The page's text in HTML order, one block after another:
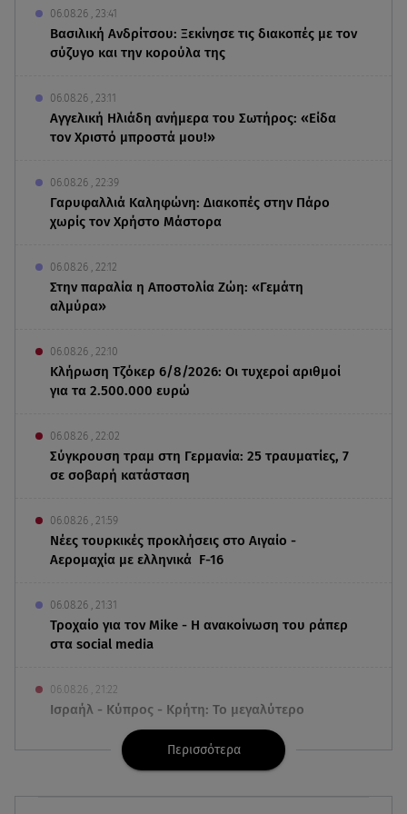
06.08.26 , 23:41
Βασιλική Ανδρίτσου: Ξεκίνησε τις διακοπές με τον
σύζυγο και την κορούλα της
06.08.26 , 23:11
Αγγελική Ηλιάδη ανήμερα του Σωτήρος: «Είδα
τον Χριστό μπροστά μου!»
06.08.26 , 22:39
Γαρυφαλλιά Καληφώνη: Διακοπές στην Πάρο
χωρίς τον Χρήστο Μάστορα
06.08.26 , 22:12
Στην παραλία η Αποστολία Ζώη: «Γεμάτη
αλμύρα»
06.08.26 , 22:10
Κλήρωση Τζόκερ 6/8/2026: Οι τυχεροί αριθμοί
για τα 2.500.000 ευρώ
06.08.26 , 22:02
Σύγκρουση τραμ στη Γερμανία: 25 τραυματίες, 7
σε σοβαρή κατάσταση
06.08.26 , 21:59
Νέες τουρκικές προκλήσεις στο Αιγαίο -
Αερομαχία με ελληνικά F-16
06.08.26 , 21:31
Τροχαίο για τον Mike - Η ανακοίνωση του ράπερ
στα social media
06.08.26 , 21:22
Ισραήλ - Κύπρος - Κρήτη: Το μεγαλύτερο
υποθαλάσσιο καλώδιο στον κόσμο
Motor Oil: Δωρεά πυροσβεστικών οχημάτων και
Περισσότερα